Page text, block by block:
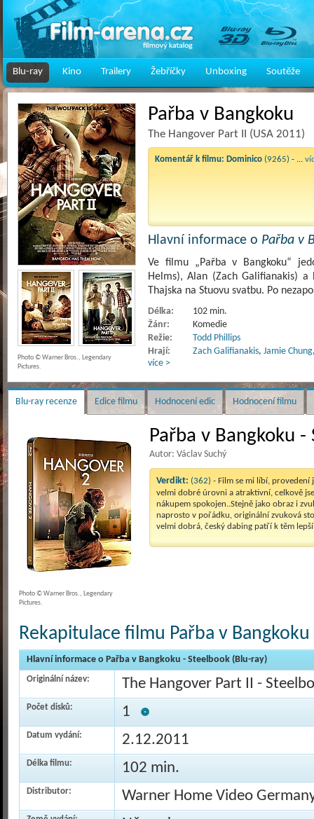
Blu-ray Kino Trailery Žebříčky Unboxing Soutěže
Pařba v Bangkoku
The Hangover Part II (USA 2011)
Komentář k filmu: Dominico (9265) - ...
Hlavní informace o Pařba v
Ve filmu „Pařba v Bangkoku“
Helms), Alan (Zach Galifianakis)
Thajska na Stuovu svatbu. Po
Délka:
102 min.
Žánr:
Komedie
Režie:
Todd Phillips
Hrají:
Zach Galifianakis, Jamie Chung
více >
Photo © Warner Bros., Legendary
Pictures.
Blu-ray recenze Edice filmu Hodnocení edic Hodnocení filmu
Pařba v Bangkoku
Autor: Václav Suchý
Verdikt: (362) - Film se mi líbí, provedení
velmi dobré úrovni a atraktivní, celkově
nákupem spokojen..Stejně jako obraz i
naprosto v pořádku, originální zvuková
velmi dobrá, český dabing patří k těm
Photo © Warner Bros., Legendary
Pictures.
Rekapitulace filmu Pařba v
Hlavní informace o Pařba v Bangkoku - Steelbook (Blu-ray)
Originální název: The Hangover Part II -
Počet disků: 1
Datum vydání: 2.12.2011
Délka filmu: 102 min.
Distributor: Warner Home Video